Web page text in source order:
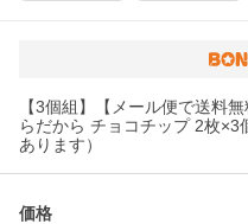
【3個組】【メール便で送料
らだから チョコチップ 2枚
あります）
価格